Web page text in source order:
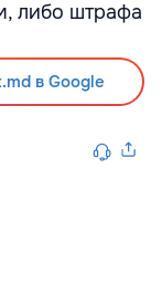
либо штрафа
в Google